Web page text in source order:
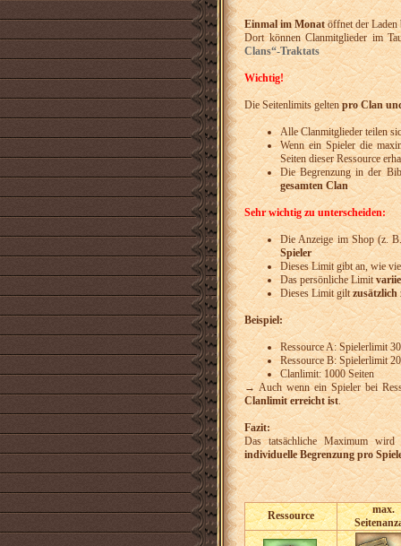
Einmal im Monatöffnet der Laden
Dort können Clanmitglieder im
Clans“-Traktats
Wichtig!
Die Seitenlimits geltenpro Clan
Alle Clanmitglieder teilen
Wenn ein Spieler die
Seiten dieser Ressource
Die Begrenzung in der
gesamten Clan
Sehr wichtig zu unterscheiden:
Die Anzeige im Shop (z.
Spieler
Dieses Limit gibt an, wie
Das persönliche Limit
Dieses Limit giltzusätzlich
Beispiel:
Ressource A: Spielerlimit
Ressource B: Spielerlimit
Clanlimit: 1000 Seiten
→ Auch wenn ein Spieler bei
Clanlimit erreicht ist
Fazit:
Das tatsächliche Maximum
individuelle Begrenzung pro
Ressource
max.